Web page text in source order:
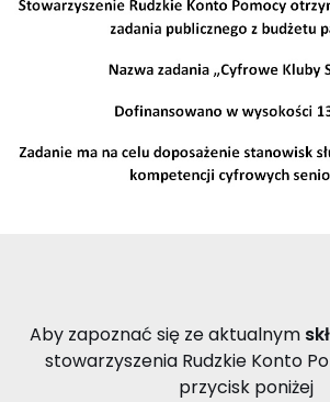
Aby zapoznać się ze aktualnym
stowarzyszenia Rudzkie Konto
przycisk poniżej